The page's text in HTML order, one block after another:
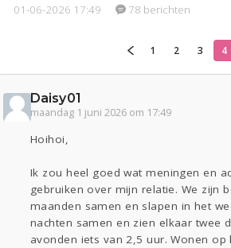
Werk & Studie
Seks Gezondheid
Actueel
Digi
Zwanger Psyche
01-06-2026 17:49 78 berichten
1 2 3 4
Daisy01
maandag 1 juni 2026 om 17:49
Hoihoi,
Ik zou heel goed wat meningen en
gebruiken over mijn relatie. We zijn
maanden samen en slapen in het
nachten samen en zien elkaar twee
avonden iets van 2,5 uur. Wonen